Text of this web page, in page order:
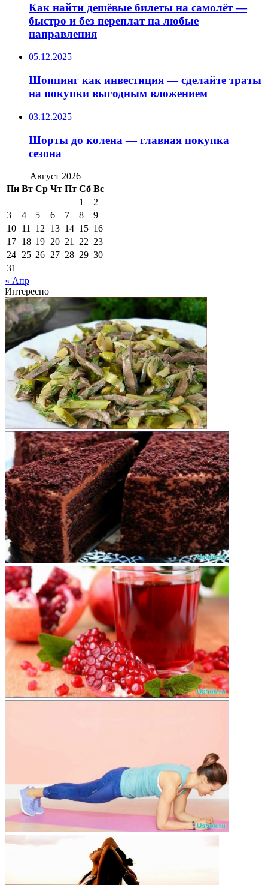
Как найти дешёвые билеты на самолёт —
быстро и без переплат на любые
направления
05.12.2025
Шоппинг как инвестиция — сделайте траты
на покупки выгодным вложением
03.12.2025
Шорты до колена — главная покупка
сезона
Август 2026
Пн Вт Ср Чт Пт Сб Вс
1
2
3
4 5 6 7 8
9
10 11 12 13 14 15 16
17 18 19 20 21 22 23
24 25 26 27 28 29 30
31
« Апр
Интересно